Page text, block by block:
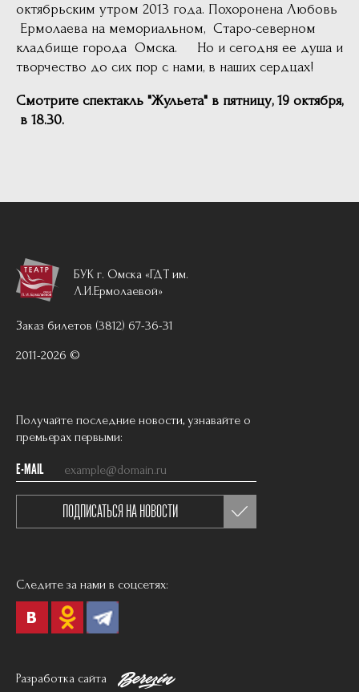
октябрьским утром 2013 года. Похоронена Любовь
Ермолаева на мемориальном, Старо-северном
кладбище города Омска. Но и сегодня ее душа и
творчество до сих пор с нами, в наших сердцах!
Смотрите спектакль "Жульета" в пятницу, 19 октября,
в 18.30.
БУК г. Омска «ГДТ им.
Л.И.Ермолаевой»
Заказ билетов (3812) 67-36-31
2011-2026 ©
Получайте последние новости, узнавайте о
премьерах первыми:
E-MAIL
ПОДПИСАТЬСЯ НА НОВОСТИ
Следите за нами в соцсетях:
Разработка сайта